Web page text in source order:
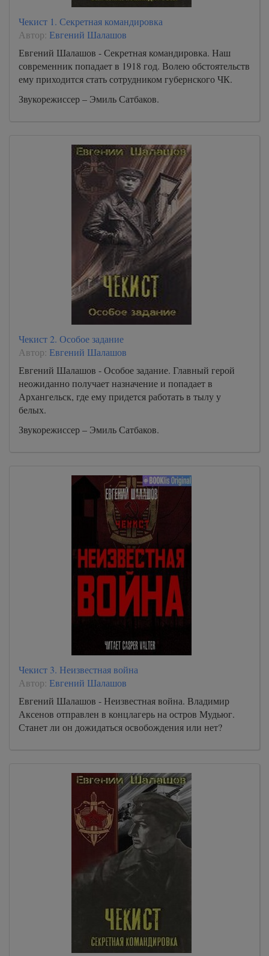
Чекист 1. Секретная командировка
Автор: Евгений Шалашов
Евгений Шалашов - Секретная командировка. Наш
современник попадает в 1918 год. Волею обстоятельств
ему приходится стать сотрудником губернского ЧК.
Звукорежиссер – Эмиль Сатбаков.
Чекист 2. Особое задание
Автор: Евгений Шалашов
Евгений Шалашов - Особое задание. Главный герой
неожиданно получает назначение и попадает в
Архангельск, где ему придется работать в тылу у
белых.
Звукорежиссер – Эмиль Сатбаков.
Чекист 3. Неизвестная война
Автор: Евгений Шалашов
Евгений Шалашов - Неизвестная война. Владимир
Аксенов отправлен в концлагерь на остров Мудьюг.
Станет ли он дожидаться освобождения или нет?